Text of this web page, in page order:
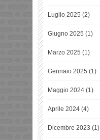
Luglio 2025 (2)
Giugno 2025 (1)
Marzo 2025 (1)
Gennaio 2025 (1)
Maggio 2024 (1)
Aprile 2024 (4)
Dicembre 2023 (1)